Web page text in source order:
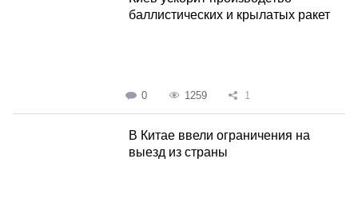
баллистических и крылатых ракет
0 1259 1
В Китае ввели ограничения на
выезд из страны